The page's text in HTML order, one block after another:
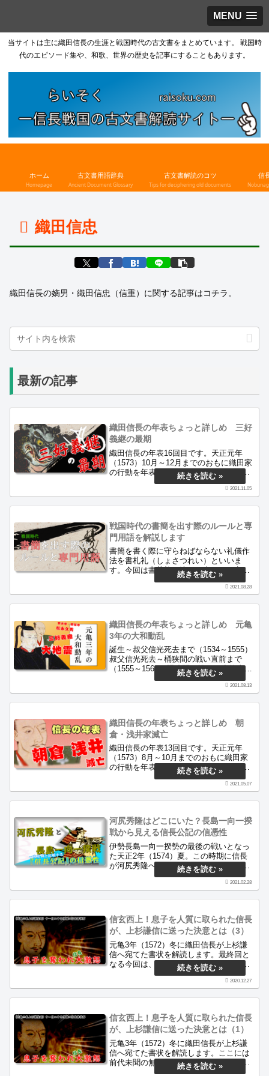
MENU
当サイトは主に織田信長の生涯と戦国時代の古文書をまとめています。 戦国時
代のエピソード集や、和歌、世界の歴史を記事にすることもあります。
ホーム
Homepage
古文書用語辞典
Ancient Document Glossary
古文書解読のコツ
Tips for deciphering old documents
信
織田信忠
織田信長の嫡男・織田信忠（信重）に関する記事はコチラ。
最新の記事
織田信長の年表ちょっと詳しめ 三好
義継の最期
織田信長の年表16回目です。天正元年
（1573）10月～12月までのおもに織田家
の行動を年表にしています。この間の主
な行動は、伊勢長島攻めをはじめ、山城
静原山城陥落・毛利・伊達両家との外
2021.11.05
戦国時代の書簡を出す際のルールと専
門用語を解説します
書簡を書く際に守らねばならない礼儀作
法を書札礼（しょさつれい）といいま
す。今回は書札礼の決まり事とその意
味、古文書の専門用語についてわかりや
すく解説いたします。当サイトは戦国時
2021.08.28
織田信長の年表ちょっと詳しめ 元亀
3年の大和動乱
誕生～叔父信光死去まで（1534～1555）
叔父信光死去～桶狭間の戦い直前まで
（1555～1560）桶狭間の戦い～小牧山城
移転直後まで（1560～1564）美濃攻略戦
（1564～1567）覇王上洛（1567～1569）
き討ち（1571 1.～9.）義昭と信長による
幕府・禁裏の経済改革（1571 9下旬～
1571.12）元亀3年の大和動乱（1572 1.～
1572 6.） 当該記事織田信重（信忠）の
初陣（1572 7.～1572 9.）武田信玄 つい
に西上作戦を開始する（1572 9.～1572
2021.08.13
織田信長の年表ちょっと詳しめ 朝
倉・浅井家滅亡
織田信長の年表13回目です。天正元年
（1573）8月～10月までのおもに織田家
の行動を年表にしています。朝倉・浅井
討伐戦・近江鯰江城攻略・第二次伊勢長
島一向一揆戦の時期にあたります。2021.05.07
河尻秀隆はどこにいた？長島一向一揆
戦から見える信長公記の信憑性
伊勢長島一向一揆勢の最後の戦いとなっ
た天正2年（1574）夏。この時期に信長
が河尻秀隆へ宛てた書状から、織田の諸
将がどのように動いたのか。さらにこの
時期の『信長公記』がどの程度信用の置
2021.02.28
信玄西上！息子を人質に取られた信長
が、上杉謙信に送った決意とは（3）
元亀3年（1572）冬に織田信長が上杉謙
信へ宛てた書状を解読します。最終回と
なる今回は、武田家の視点からこの史料
と時代背景を紹介します。信玄一流の外
交はどの程度実を結んだのでしょうか。
2020.12.27
信玄西上！息子を人質に取られた信長
が、上杉謙信に送った決意とは（1）
元亀3年（1572）冬に織田信長が上杉謙
信へ宛てた書状を解読します。ここには
前代未聞の無道、侍の義理を知らずなど
武田信玄を激しく糾弾する内容が列挙さ